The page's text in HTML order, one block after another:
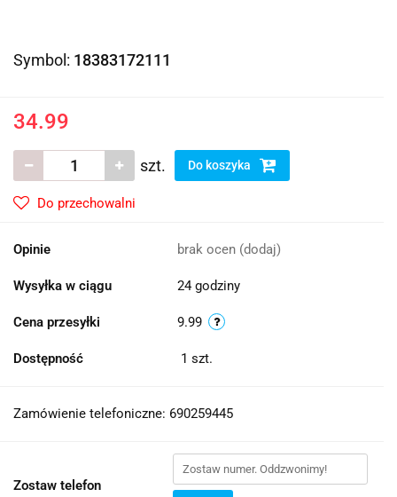
Symbol: 18383172111
34.99
szt. Do koszyka
Do przechowalni
Opinie brak ocen (dodaj)
Wysyłka w ciągu 24 godziny
Cena przesyłki 9.99
Dostępność 1 szt.
Zamówienie telefoniczne: 690259445
Zostaw telefon